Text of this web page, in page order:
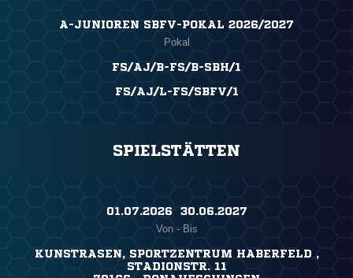
A-JUNIOREN SBFV-POKAL 2026/2027
Pokal
FS/AJ/B-FS/B-SBH/1
FS/AJ/L-FS/SBFV/1
SPIELSTÄTTEN
01.07.2026 ​ 30.06.2027
Von - Bis
KUNSTRASEN, SPORTZENTRUM HABERFELD ,
STADIONSTR. 11